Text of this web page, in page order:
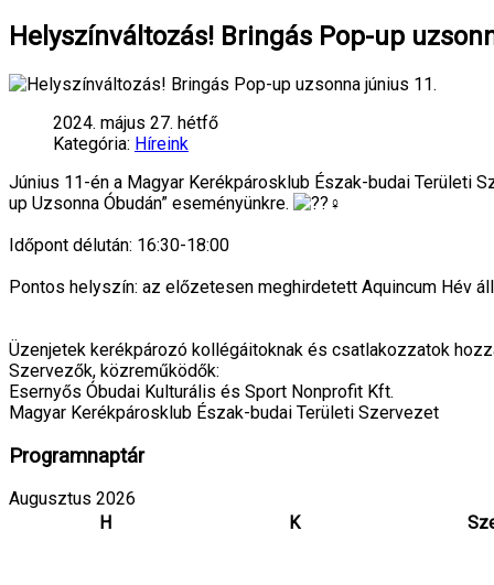
Helyszínváltozás! Bringás Pop-up
2024. május 27. hétfő
Kategória: Híreink
Június 11-én a Magyar Kerékpárosklub Észak-budai Területi
up Uzsonna Óbudán” eseményünkre.
Időpont délután: 16:30-18:00
Pontos helyszín: az előzetesen meghirdetett Aquincum Hév
Üzenjetek kerékpározó kollégáitoknak és csatlakozzatok
Szervezők, közreműködők:
Esernyős Óbudai Kulturális és Sport Nonprofit Kft.
Magyar Kerékpárosklub Észak-budai Területi Szervezet
Programnaptár
Augusztus 2026
H
K